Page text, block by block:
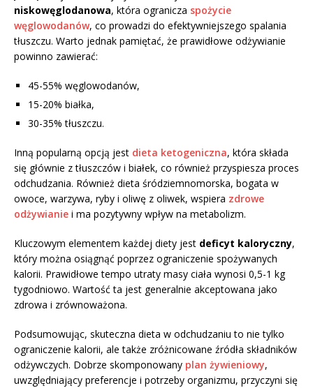
niskowęglodanowa, która ogranicza spożycie
węglowodanów, co prowadzi do efektywniejszego spalania
tłuszczu. Warto jednak pamiętać, że prawidłowe odżywianie
powinno zawierać:
45-55% węglowodanów,
15-20% białka,
30-35% tłuszczu.
Inną popularną opcją jest dieta ketogeniczna, która składa
się głównie z tłuszczów i białek, co również przyspiesza proces
odchudzania. Również dieta śródziemnomorska, bogata w
owoce, warzywa, ryby i oliwę z oliwek, wspiera zdrowe
odżywianie i ma pozytywny wpływ na metabolizm.
Kluczowym elementem każdej diety jest deficyt kaloryczny,
który można osiągnąć poprzez ograniczenie spożywanych
kalorii. Prawidłowe tempo utraty masy ciała wynosi 0,5-1 kg
tygodniowo. Wartość ta jest generalnie akceptowana jako
zdrowa i zrównoważona.
Podsumowując, skuteczna dieta w odchudzaniu to nie tylko
ograniczenie kalorii, ale także zróżnicowane źródła składników
odżywczych. Dobrze skomponowany plan żywieniowy,
uwzględniający preferencje i potrzeby organizmu, przyczyni się